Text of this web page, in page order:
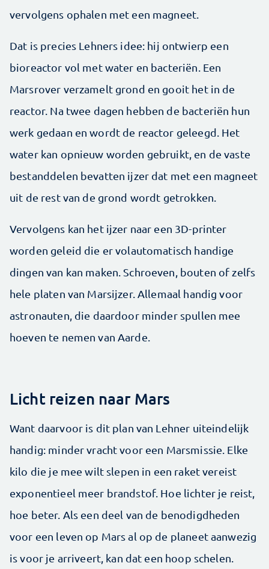
vervolgens ophalen met een magneet.
Dat is precies Lehners idee: hij ontwierp een
bioreactor vol met water en bacteriën. Een
Marsrover verzamelt grond en gooit het in de
reactor. Na twee dagen hebben de bacteriën hun
werk gedaan en wordt de reactor geleegd. Het
water kan opnieuw worden gebruikt, en de vaste
bestanddelen bevatten ijzer dat met een magneet
uit de rest van de grond wordt getrokken.
Vervolgens kan het ijzer naar een 3D-printer
worden geleid die er volautomatisch handige
dingen van kan maken. Schroeven, bouten of zelfs
hele platen van Marsijzer. Allemaal handig voor
astronauten, die daardoor minder spullen mee
hoeven te nemen van Aarde.
Licht reizen naar Mars
Want daarvoor is dit plan van Lehner uiteindelijk
handig: minder vracht voor een Marsmissie. Elke
kilo die je mee wilt slepen in een raket vereist
exponentieel meer brandstof. Hoe lichter je reist,
hoe beter. Als een deel van de benodigdheden
voor een leven op Mars al op de planeet aanwezig
is voor je arriveert, kan dat een hoop schelen.